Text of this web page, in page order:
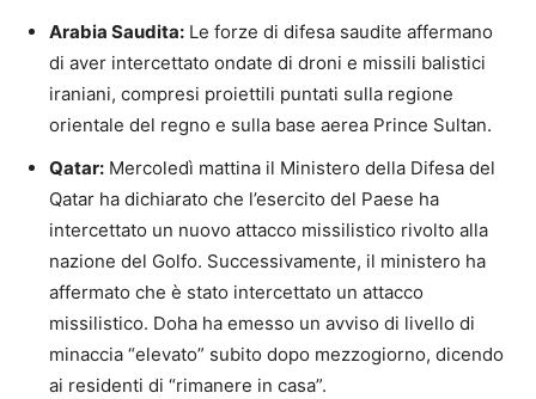
Arabia Saudita: Le forze di difesa saudite affermano
di aver intercettato ondate di droni e missili balistici
iraniani, compresi proiettili puntati sulla regione
orientale del regno e sulla base aerea Prince Sultan.
Qatar: Mercoledì mattina il Ministero della Difesa del
Qatar ha dichiarato che l’esercito del Paese ha
intercettato un nuovo attacco missilistico rivolto alla
nazione del Golfo. Successivamente, il ministero ha
affermato che è stato intercettato un attacco
missilistico. Doha ha emesso un avviso di livello di
minaccia “elevato” subito dopo mezzogiorno, dicendo
ai residenti di “rimanere in casa”.